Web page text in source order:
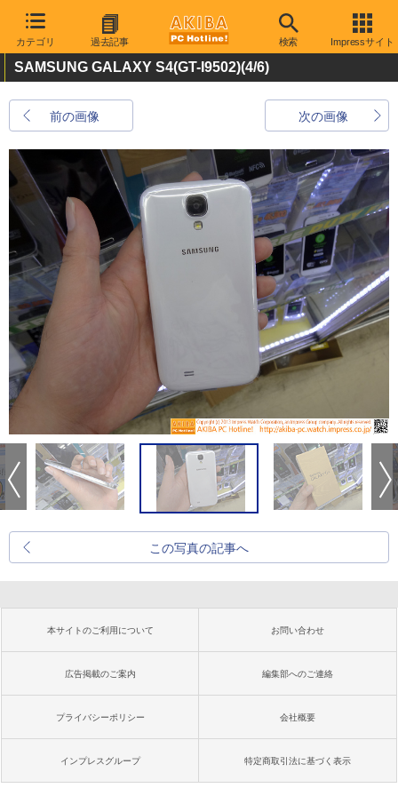
カテゴリ 過去記事 検索 Impressサイト
SAMSUNG GALAXY S4(GT-I9502)(4/6)
前の画像 次の画像
この写真の記事へ
本サイトのご利用について お問い合わせ
広告掲載のご案内 編集部へのご連絡
プライバシーポリシー 会社概要
インプレスグループ 特定商取引法に基づく表示